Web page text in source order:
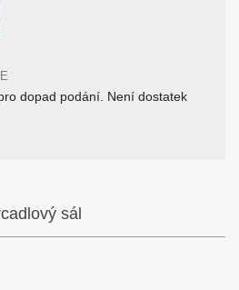
dopad podání. Není dostatek
sál